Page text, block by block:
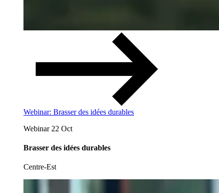
Webinar: Brasser des idées durables
Webinar 22 Oct
Brasser des idées durables
Centre-Est